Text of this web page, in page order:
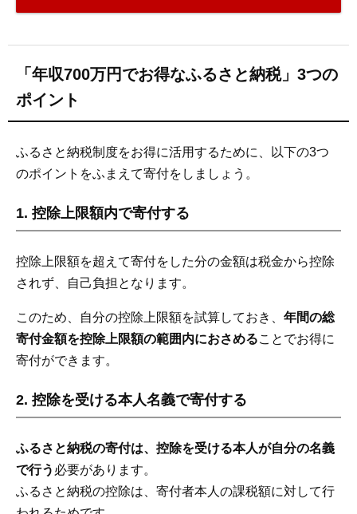
「年収700万円でお得なふるさと納税」3つの
ポイント
ふるさと納税制度をお得に活用するために、以下の3つ
のポイントをふまえて寄付をしましょう。
1. 控除上限額内で寄付する
控除上限額を超えて寄付をした分の金額は税金から控除
されず、自己負担となります。
このため、自分の控除上限額を試算しておき、 年間の総
寄付金額を控除上限額の範囲内におさめることでお得に
寄付ができます。
2. 控除を受ける本人名義で寄付する
ふるさと納税の寄付は、控除を受ける本人が自分の名義
で行う 必要があります。
ふるさと納税の控除は、寄付者本人の課税額に対して行